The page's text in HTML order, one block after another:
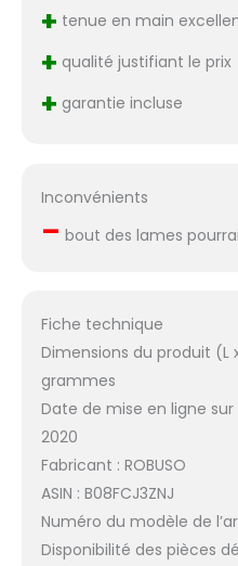
+ tenue en main
+ qualité justifiant le prix
+ garantie incluse
Inconvénients
– bout des lames
Fiche technique
Dimensions du produit (L
grammes
Date de mise en ligne
2020
Fabricant : ROBUSO
ASIN : B08FCJ3ZNJ
Numéro du modèle de
Disponibilité des pièces